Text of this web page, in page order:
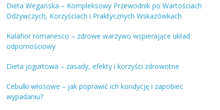
Dieta Wegańska – Kompleksowy Przewodnik po Wartościach
Odżywczych, Korzyściach i Praktycznych Wskazówkach
Kalafior romanesco – zdrowe warzywo wspierające układ
odpornościowy
Dieta jogurtowa – zasady, efekty i korzyści zdrowotne
Cebulki włosowe – jak poprawić ich kondycję i zapobiec
wypadaniu?